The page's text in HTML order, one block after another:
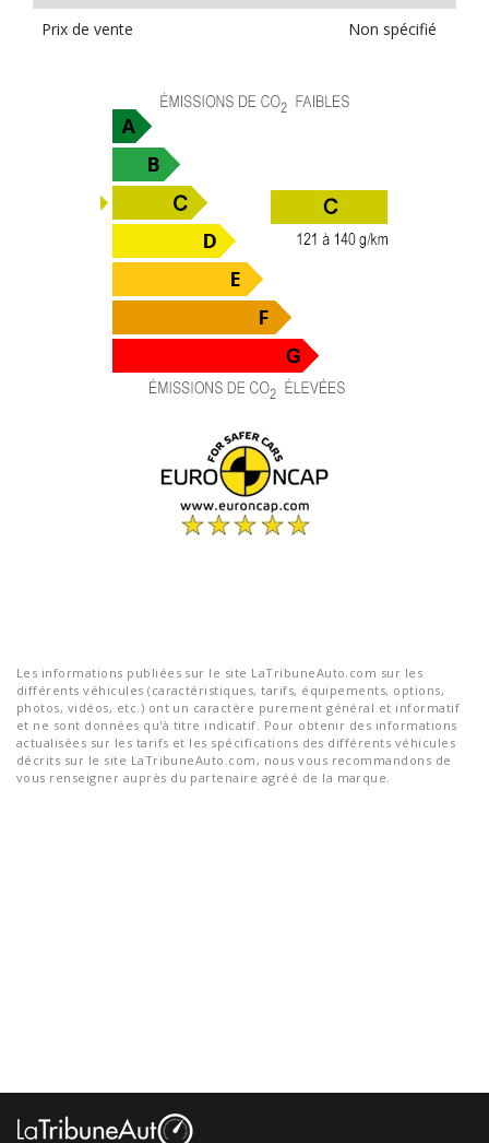
Prix de vente
Non spécifié
Les informations publiées sur le site LaTribuneAuto.com sur les
différents véhicules (caractéristiques, tarifs, équipements, options,
photos, vidéos, etc.) ont un caractère purement général et informatif
et ne sont données qu'à titre indicatif. Pour obtenir des informations
actualisées sur les tarifs et les spécifications des différents véhicules
décrits sur le site LaTribuneAuto.com, nous vous recommandons de
vous renseigner auprès du partenaire agréé de la marque.